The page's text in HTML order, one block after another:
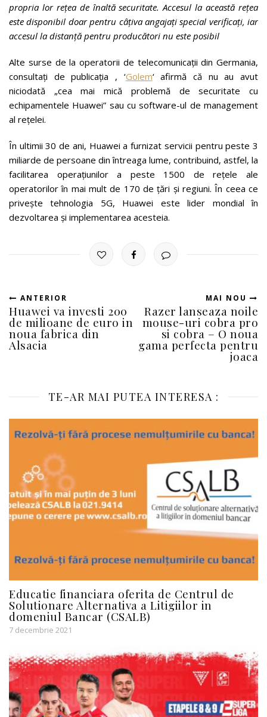
propria lor rețea de înaltă securitate. Accesul la această rețea
este disponibil doar pentru câțiva angajați special verificați, iar
accesul la distanță pentru producători nu este posibil
Alte surse de la operatorii de telecomunicații din Germania,
consultați de publicația , ‘Golem‘ afirmă că nu au avut
niciodată „cea mai mică problemă de securitate cu
echipamentele Huawei” sau cu software-ul de management
al rețelei.
În ultimii 30 de ani, Huawei a furnizat servicii pentru peste 3
miliarde de persoane din întreaga lume, contribuind, astfel, la
facilitarea operațiunilor a peste 1500 de rețele ale
operatorilor în mai mult de 170 de țări și regiuni. În ceea ce
privește tehnologia 5G, Huawei este lider mondial în
dezvoltarea și implementarea acesteia.
ANTERIOR
Huawei va investi 200
de milioane de euro in
noua fabrica din
Alsacia
MAI NOU
Razer lanseaza noile
mouse-uri cobra pro
si cobra – O noua
gama perfecta pentru
joaca
TE-AR MAI PUTEA INTERESA :
Educatie financiara oferita de Centrul de
Solutionare Alternativa a Litigiilor in
domeniul Bancar (CSALB)
7 decembrie 2021